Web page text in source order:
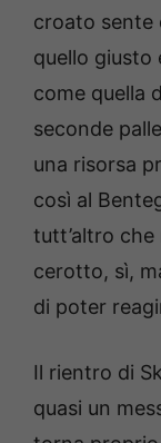
croato sente
quello giusto
come quella
seconde
una risorsa
così al
tutt’altro
cerotto, sì,
di poter
Il rientro di
quasi un